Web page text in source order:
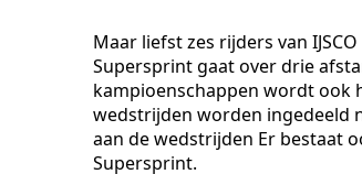
Maar liefst zes rijders van
Supersprint gaat over drie
kampioenschappen wordt ook
wedstrijden worden ingedeeld
aan de wedstrijden Er bestaat
Supersprint.